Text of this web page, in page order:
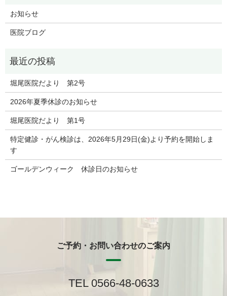
お知らせ
医院ブログ
堀尾医院だより 第2号
2026年夏季休診のお知らせ
堀尾医院だより 第1号
特定健診・がん検診は、2026年5月29日(金)より予約を開始しま
す
ゴールデンウィーク 休診日のお知らせ
ご予約・お問い合わせのご案内
TEL 0566-48-0633